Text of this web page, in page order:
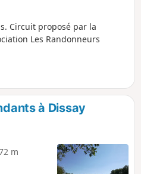
Circuit proposé par la
Les Randonneurs
à Dissay
m